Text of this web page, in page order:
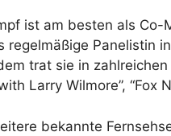
ist am besten als Co-
regelmäßige Panelistin
trat sie in
Larry Wilmore”, “Fox
bekannte